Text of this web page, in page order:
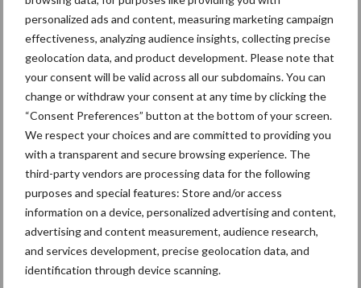
personalized ads and content, measuring marketing campaign
effectiveness, analyzing audience insights, collecting precise
geolocation data, and product development. Please note that
your consent will be valid across all our subdomains. You can
change or withdraw your consent at any time by clicking the
“Consent Preferences” button at the bottom of your screen.
We respect your choices and are committed to providing you
with a transparent and secure browsing experience. The
third-party vendors are processing data for the following
purposes and special features: Store and/or access
information on a device, personalized advertising and content,
advertising and content measurement, audience research,
and services development, precise geolocation data, and
identification through device scanning.
“Vraag naar praktische
hygieneoplossingen is in
Polen groter dan ooit”
Themapagina's
Diergezondheid Bemesting Fokkerij